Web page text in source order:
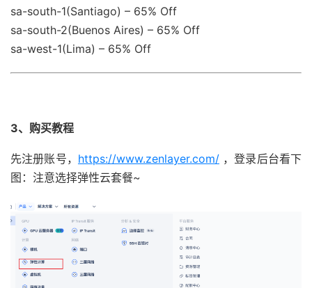
sa-south-1(Santiago) – 65% Off
sa-south-2(Buenos Aires) – 65% Off
sa-west-1(Lima) – 65% Off
3、购买教程
先注册账号， https://www.zenlayer.com/，登录后台看下
图：注意选择弹性云套餐~